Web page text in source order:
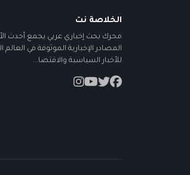
الخلاصة نت
محرك بحث إخباري عربي يجمع أحدث
المصادر الإخبارية الموثوقة في
للأخبار السياسية والاقتصا...